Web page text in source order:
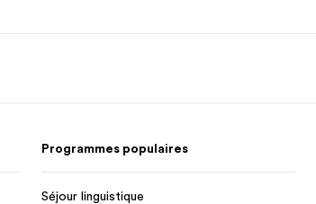
Programmes populaires
Séjour linguistique